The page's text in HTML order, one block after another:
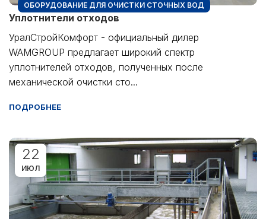
ОБОРУДОВАНИЕ ДЛЯ ОЧИСТКИ СТОЧНЫХ ВОД
Уплотнители отходов
УралСтройКомфорт - официальный дилер
WAMGROUP предлагает широкий спектр
уплотнителей отходов, полученных после
механической очистки сто...
ПОДРОБНЕЕ
22
ИЮЛ